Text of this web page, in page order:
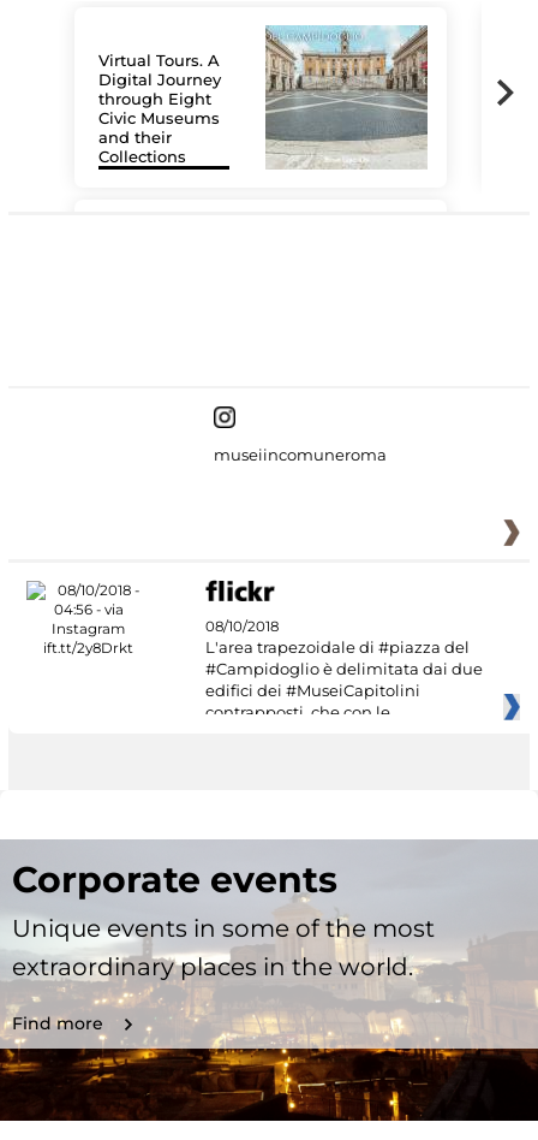
Virtual Tours. A
Digital Journey
through Eight
Civic Museums
and their
Collections
museiincomuneroma
08/10/2018
L'area trapezoidale di #piazza del
#Campidoglio è delimitata dai due
edifici dei #MuseiCapitolini
contrapposti, che con le
Corporate events
Unique events in some of the most
extraordinary places in the world.
Find more